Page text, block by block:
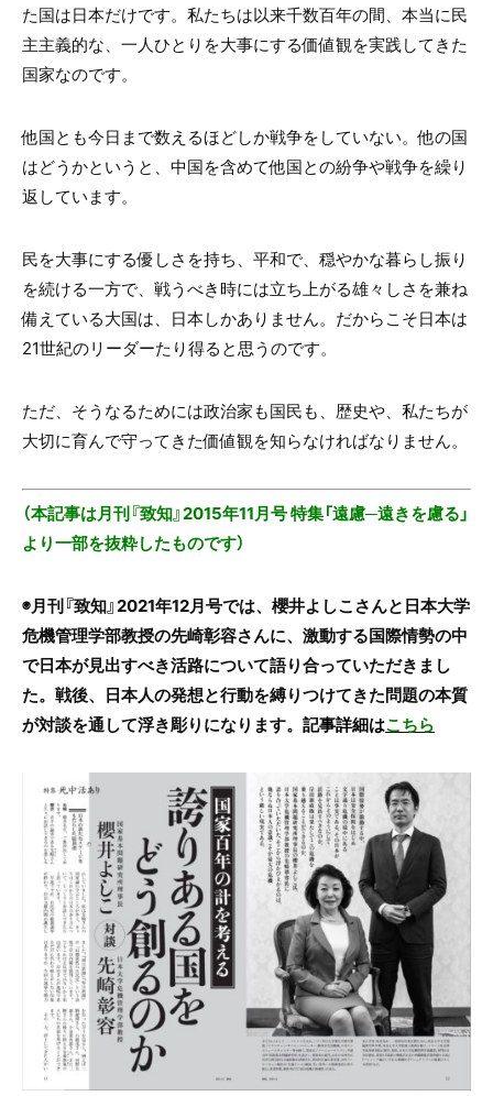
た国は日本だけです。私たちは以来千数百年の間、本当に民
主主義的な、一人ひとりを大事にする価値観を実践してきた
国家なのです。
他国とも今日まで数えるほどしか戦争をしていない。他の国
はどうかというと、中国を含めて他国との紛争や戦争を繰り
返しています。
民を大事にする優しさを持ち、平和で、穏やかな暮らし振り
を続ける一方で、戦うべき時には立ち上がる雄々しさを兼ね
備えている大国は、日本しかありません。だからこそ日本は
21世紀のリーダーたり得ると思うのです。
ただ、そうなるためには政治家も国民も、歴史や、私たちが
大切に育んで守ってきた価値観を知らなければなりません。
（本記事は月刊『致知』2015年11月号 特集「遠慮─遠きを慮る」
より一部を抜粋したものです）
◉月刊『致知』2021年12月号では、 櫻井よしこさんと日本大学
危機管理学部教授の先崎彰容さんに、激動する国際情勢の中
で日本が見出すべき活路について語り合っていただきまし
た。戦後、日本人の発想と行動を縛りつけてきた問題の本質
が対談を通して浮き彫りになります。 記事詳細はこちら